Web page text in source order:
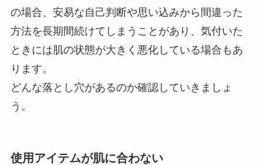
の場合、安易な自己判断や思い込みから間違った
方法を長期間続けてしまうことがあり、気付いた
ときには肌の状態が大きく悪化している場合もあ
ります。
どんな落とし穴があるのか確認していきましょ
う。
使用アイテムが肌に合わない